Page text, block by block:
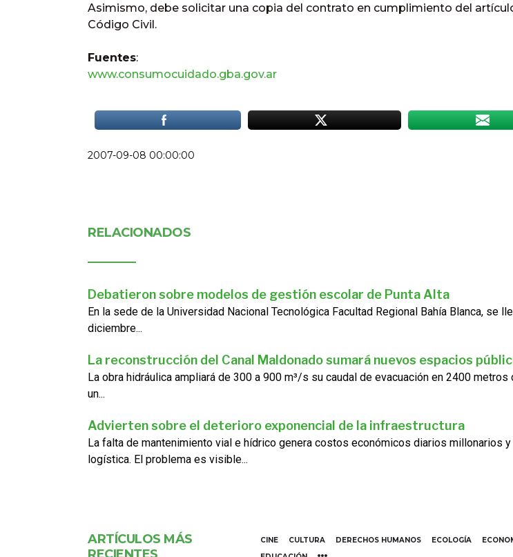
Asimismo, debe solicitar una copia del contrato en cumplimiento del
Código Civil.
Fuentes:
www.consumocuidado.gba.gov.ar
2007-09-08 00:00:00
RELACIONADOS
Debatieron sobre modelos de gestión escolar de Punta Alta
En la sede de la Universidad Nacional Tecnológica Facultad Regional Bahía Blanca, se
diciembre...
La reconstrucción del Canal Maldonado sumará nuevos espacios
La obra hidráulica ampliará de 300 a 900 m³/s su caudal de evacuación en 2400 metros
un...
Advierten sobre el deterioro exponencial de la infraestructura
La falta de mantenimiento vial e hídrico genera costos económicos diarios millonarios
logística. El problema es visible...
ARTÍCULOS MÁS
CINE CULTURA DERECHOS HUMANOS ECOLOGÍA